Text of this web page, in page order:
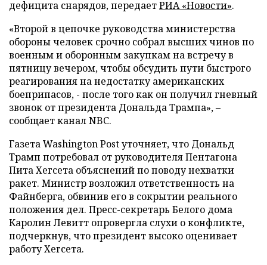
дефицита снарядов, передаетРИА «Новости».
«Второй в цепочке руководства министерства
обороны человек срочно собрал высших чинов по
военным и оборонным закупкам на встречу в
пятницу вечером, чтобы обсудить пути быстрого
реагирования на недостатку американских
боеприпасов, - после того как он получил гневный
звонок от президента Дональда Трампа», –
сообщает канал NBC.
Газета Washington Post уточняет, что Дональд
Трамп потребовал от руководителя Пентагона
Пита Хегсета объяснений по поводу нехватки
ракет. Министр возложил ответственность на
Файнберга, обвинив его в сокрытии реального
положения дел. Пресс-секретарь Белого дома
Каролин Левитт опровергла слухи о конфликте,
подчеркнув, что президент высоко оценивает
работу Хегсета.